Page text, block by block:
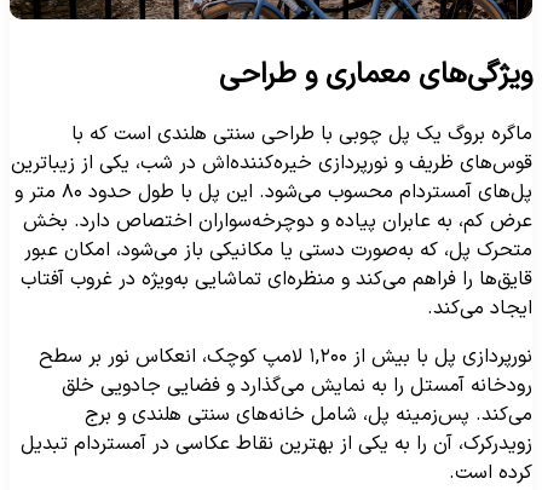
معماری و طراحی
بروگ یک پل چوبی با طراحی سنتی هلندی است که با
ظریف و نورپردازی خیره‌کننده‌اش در شب، یکی از زیباترین
پل‌های آمستردام محسوب می‌شود. این پل با طول حدود ۸۰ متر و
کم، به عابران پیاده و دوچرخه‌سواران اختصاص دارد. بخش
پل، که به‌صورت دستی یا مکانیکی باز می‌شود، امکان عبور
را فراهم می‌کند و منظره‌ای تماشایی به‌ویژه در غروب آفتاب
می‌کند.
نورپردازی پل با بیش از ۱,۲۰۰ لامپ کوچک، انعکاس نور بر سطح
آمستل را به نمایش می‌گذارد و فضایی جادویی خلق
پس‌زمینه پل، شامل خانه‌های سنتی هلندی و برج
آن را به یکی از بهترین نقاط عکاسی در آمستردام تبدیل
است.